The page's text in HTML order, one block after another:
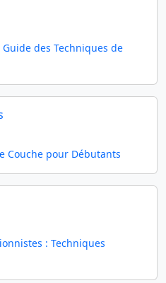
des Techniques de
Couche pour Débutants
: Techniques